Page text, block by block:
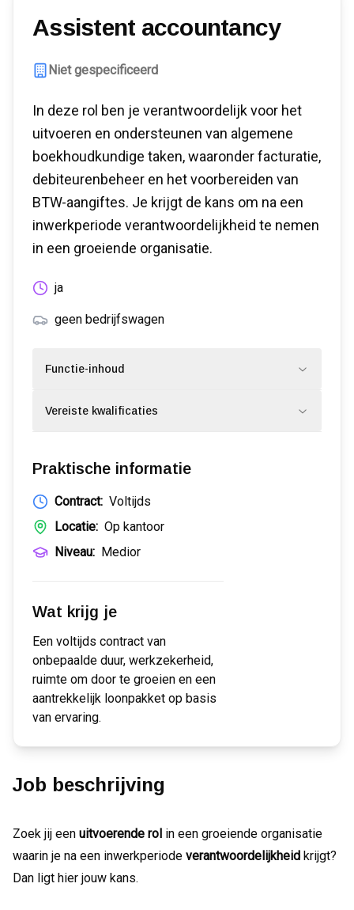
Assistent accountancy
Niet gespecificeerd
In deze rol ben je verantwoordelijk voor het
uitvoeren en ondersteunen van algemene
boekhoudkundige taken, waaronder facturatie,
debiteurenbeheer en het voorbereiden van
BTW-aangiftes. Je krijgt de kans om na een
inwerkperiode verantwoordelijkheid te nemen
in een groeiende organisatie.
ja
geen bedrijfswagen
Functie-inhoud
Vereiste kwalificaties
Praktische informatie
Contract: Voltijds
Locatie: Op kantoor
Niveau: Medior
Wat krijg je
Een voltijds contract van
onbepaalde duur, werkzekerheid,
ruimte om door te groeien en een
aantrekkelijk loonpakket op basis
van ervaring.
Job beschrijving
Zoek jij een uitvoerende rol in een groeiende organisatie
waarin je na een inwerkperiode verantwoordelijkheid krijgt?
Dan ligt hier jouw kans.